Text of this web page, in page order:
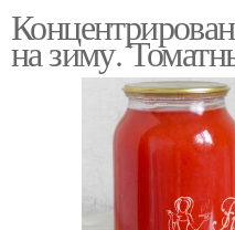
на зиму.